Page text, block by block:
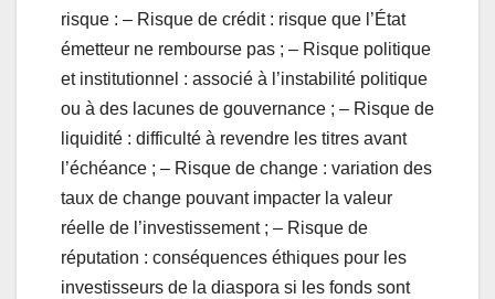
risque : – Risque de crédit : risque que l’État
émetteur ne rembourse pas ; – Risque politique
et institutionnel : associé à l’instabilité politique
ou à des lacunes de gouvernance ; – Risque de
liquidité : difficulté à revendre les titres avant
l’échéance ; – Risque de change : variation des
taux de change pouvant impacter la valeur
réelle de l’investissement ; – Risque de
réputation : conséquences éthiques pour les
investisseurs de la diaspora si les fonds sont